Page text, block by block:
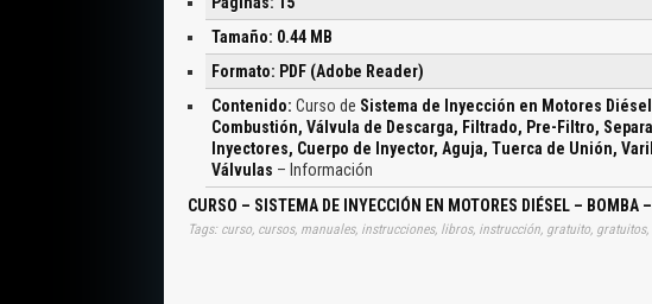
Tamaño: 0.44 MB
Formato: PDF (Adobe Reader)
Contenido: Curso de Sistema de Inyección en Motores
Combustión, Válvula de Descarga, Filtrado, Pre-Filtro,
Inyectores, Cuerpo de Inyector, Aguja, Tuerca de Unión,
Válvulas – Información
CURSO – SISTEMA DE INYECCIÓN EN MOTORES DIÉSEL –